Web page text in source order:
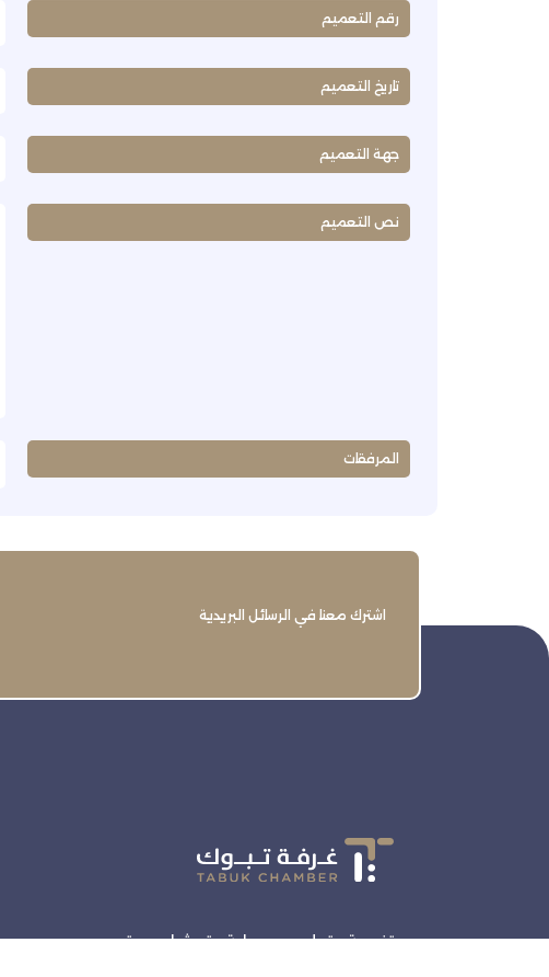
رقم التعميم
تاريخ التعميم
جهة التعميم
نص التعميم
المرفقات
اشترك معنا في الرسائل البريدية
تنمية وتطوير وحماية وتمثيل مجتمع